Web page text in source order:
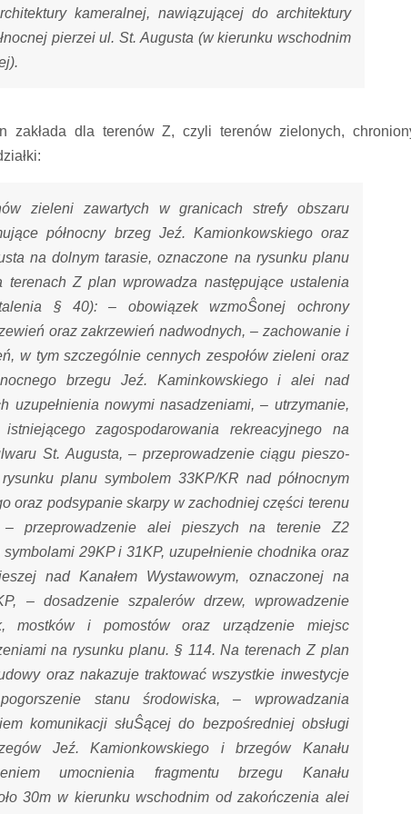
kameralnej, nawiązującej do architektury
pierzei ul. St. Augusta (w kierunku wschodnim
zakłada dla terenów Z, czyli terenów zielonych,
zieleni zawartych w granicach strefy obszaru
północny brzeg Jeź. Kamionkowskiego oraz
na dolnym tarasie, oznaczone na rysunku planu
Z plan wprowadza następujące ustalenia
§ 40): – obowiązek wzmoŜonej ochrony
oraz zakrzewień nadwodnych, – zachowanie i
w tym szczególnie cennych zespołów zieleni oraz
brzegu Jeź. Kaminkowskiego i alei nad
uzupełnienia nowymi nasadzeniami, – utrzymanie,
zagospodarowania rekreacyjnego na
St. Augusta, – przeprowadzenie ciągu pieszo-
planu symbolem 33KP/KR nad północnym
oraz podsypanie skarpy w zachodniej części terenu
przeprowadzenie alei pieszych na terenie Z2
29KP i 31KP, uzupełnienie chodnika oraz
nad Kanałem Wystawowym, oznaczonej na
– dosadzenie szpalerów drzew, wprowadzenie
mostków i pomostów oraz urządzenie miejsc
na rysunku planu. § 114. Na terenach Z plan
oraz nakazuje traktować wszystkie inwestycje
stanu środowiska, – wprowadzania
komunikacji słuŜącej do bezpośredniej obsługi
Jeź. Kamionkowskiego i brzegów Kanału
umocnienia fragmentu brzegu Kanału
30m w kierunku wschodnim od zakończenia alei